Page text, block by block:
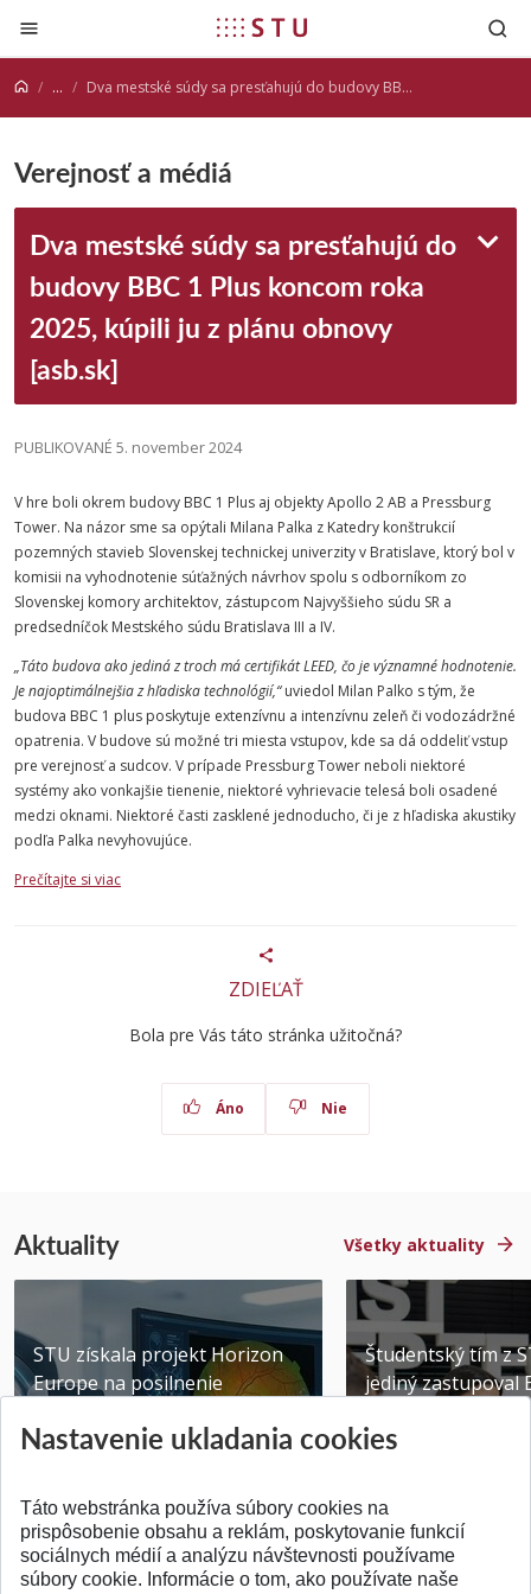
Prejsť na obsah
... Dva mestské súdy sa presťahujú do budovy BBC 1 Plus koncom roka 2025, kúpili ju z plánu obnovy [asb.sk]
Verejnosť a médiá
Dva mestské súdy sa presťahujú do
budovy BBC 1 Plus koncom roka
2025, kúpili ju z plánu obnovy
[asb.sk]
PUBLIKOVANÉ 5. november 2024
V hre boli okrem budovy BBC 1 Plus aj objekty Apollo 2 AB a Pressburg
Tower. Na názor sme sa opýtali Milana Palka z Katedry konštrukcií
pozemných stavieb Slovenskej technickej univerzity v Bratislave, ktorý bol v
komisii na vyhodnotenie súťažných návrhov spolu s odborníkom zo
Slovenskej komory architektov, zástupcom Najvyššieho súdu SR a
predsedníčok Mestského súdu Bratislava III a IV.
„Táto budova ako jediná z troch má certifikát LEED, čo je významné hodnotenie.
Je najoptimálnejšia z hľadiska technológií,“uviedol Milan Palko s tým, že
budova BBC 1 plus poskytuje extenzívnu a intenzívnu zeleň či vodozádržné
opatrenia. V budove sú možné tri miesta vstupov, kde sa dá oddeliť vstup
pre verejnosť a sudcov. V prípade Pressburg Tower neboli niektoré
systémy ako vonkajšie tienenie, niektoré vyhrievacie telesá boli osadené
medzi oknami. Niektoré časti zasklené jednoducho, či je z hľadiska akustiky
podľa Palka nevyhovujúce.
Prečítajte si viac
ZDIEĽAŤ
Bola pre Vás táto stránka užitočná?
Áno Nie
Aktuality Všetky aktuality
STU získala projekt Horizon
Europe na posilnenie
Publikované 31.07.2026
Študentský tím z
jediný zastupoval
Publikované
Nastavenie ukladania cookies
Táto webstránka používa súbory cookies na
prispôsobenie obsahu a reklám, poskytovanie funkcií
sociálnych médií a analýzu návštevnosti používame
súbory cookie. Informácie o tom, ako používate naše